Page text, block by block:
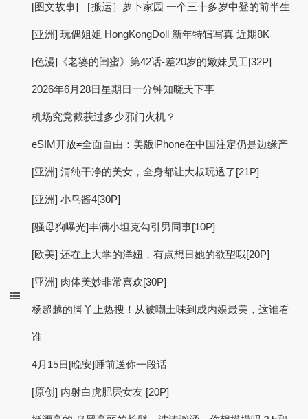
[图文故事] ［搬运］萝卜家园 一个三十多岁中登的前半生
[亚洲] 玩偶姐姐 HongKongDoll 新年特辑写真 近期8K
[色漫]《老婆的闺蜜》第42话-差20岁的嫩妹员工[32P]
2026年6月28日星期日一分钟知晓天下事
机场究竟截获过多少邪门火机？
eSIM开放≠全面自由：美版iPhone在中国注定仍是边缘产
[亚洲] 清纯干净的美女，全身都让大叔玩透了[21P]
[亚洲] 小鸟酱4[30P]
[骚母狗曝光]丰满小坦克勾引男同事[10P]
[欧美] 还在上大学的洋妞，有点想日她的欲望哦[20P]
[亚洲] 肉体美妙非常喜欢[30P]
杨超越的脚丫上热搜！从被嘲土味到成内娱最美，这谁看
谁
4月15日[晚安]睡前送你一段话
[原创] 内射白虎肥屄女友 [20P]